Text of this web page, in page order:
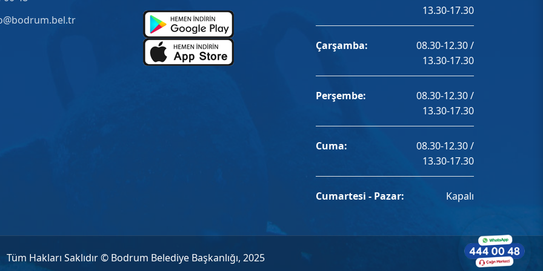
13.30-17.30
Çarşamba:
08.30-12.30 /
13.30-17.30
Perşembe:
08.30-12.30 /
13.30-17.30
Cuma:
08.30-12.30 /
13.30-17.30
Cumartesi - Pazar: Kapalı
Tüm Hakları Saklıdır © Bodrum Belediye Başkanlığı, 2025